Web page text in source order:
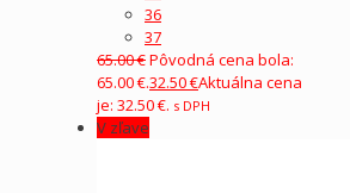
36
37
65.00€Pôvodná cena bola:
65.00 €.32.50€Aktuálna cena
je: 32.50 €. s DPH
V zľave